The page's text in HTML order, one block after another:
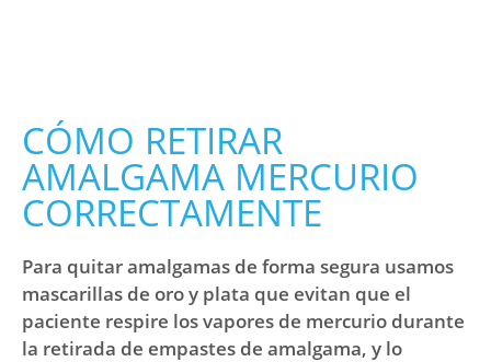
CÓMO RETIRAR
AMALGAMA MERCURIO
CORRECTAMENTE
Para quitar amalgamas de forma segura usamos
mascarillas de oro y plata que evitan que el
paciente respire los vapores de mercurio durante
la retirada de empastes de amalgama, y lo